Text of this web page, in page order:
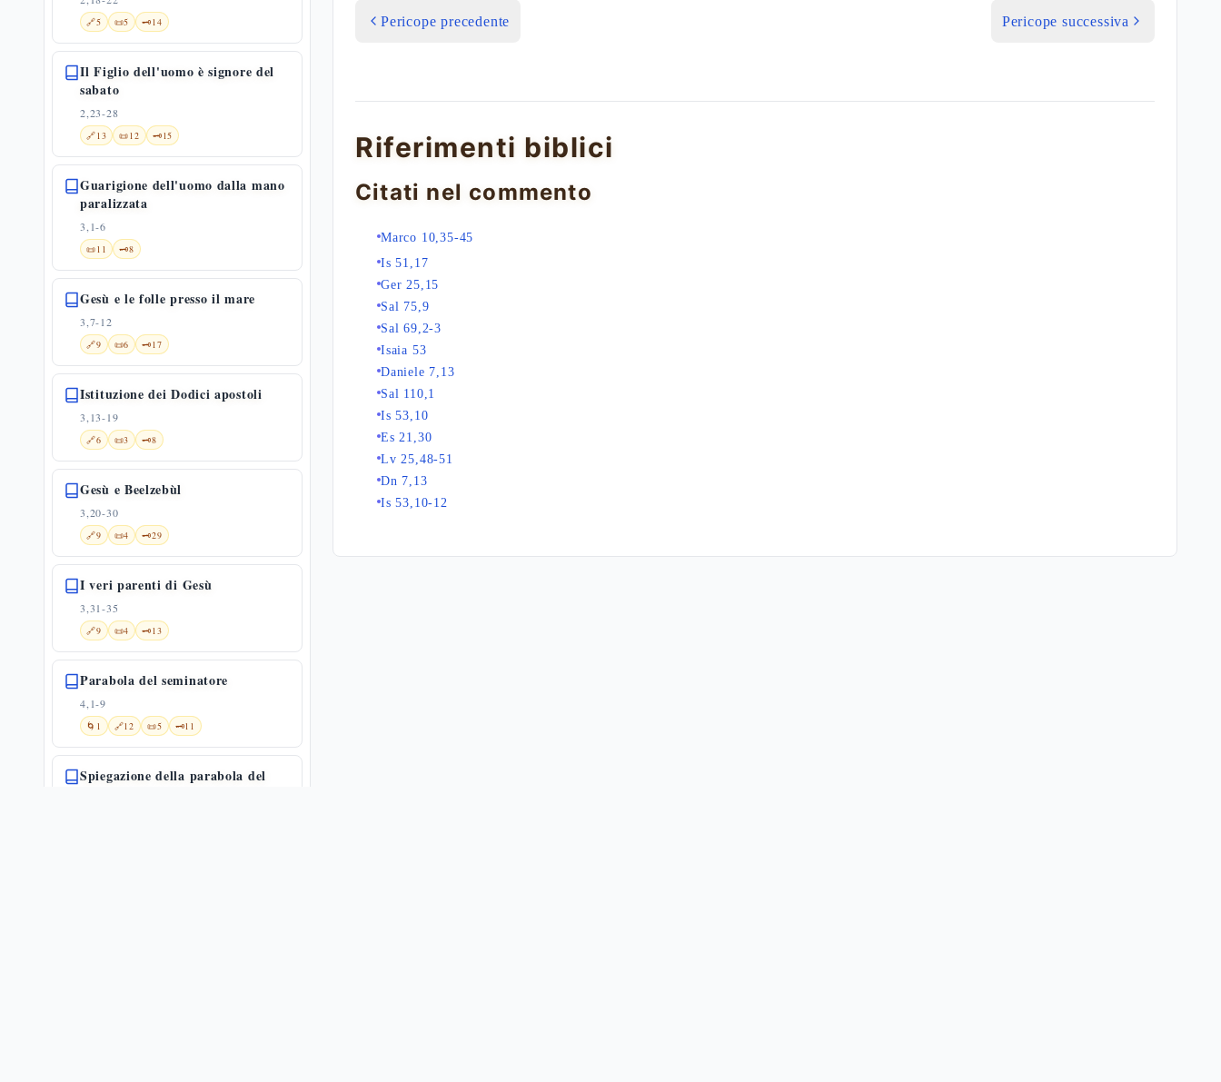
🔗5 📜5 🗝️14
Il Figlio dell'uomo è signore del
sabato
2,23-28
🔗13 📜12 🗝️15
Guarigione dell'uomo dalla mano
paralizzata
3,1-6
📜11 🗝️8
Gesù e le folle presso il mare
3,7-12
🔗9 📜6 🗝️17
Istituzione dei Dodici apostoli
3,13-19
🔗6 📜3 🗝️8
Gesù e Beelzebùl
3,20-30
🔗9 📜4 🗝️29
I veri parenti di Gesù
3,31-35
🔗9 📜4 🗝️13
Parabola del seminatore
4,1-9
🌀 1 🔗12 📜5 🗝️11
Spiegazione della parabola del
Pericope precedente Pericope successiva
Riferimenti biblici
Citati nel commento
Marco 10,35-45
Is 51,17
Ger 25,15
Sal 75,9
Sal 69,2-3
Isaia 53
Daniele 7,13
Sal 110,1
Is 53,10
Es 21,30
Lv 25,48-51
Dn 7,13
Is 53,10-12